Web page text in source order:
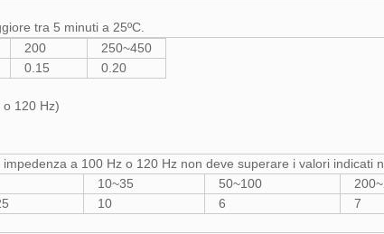
tra 5 minuti a 25ºC.
200
250~450
0.15 0.20
120 Hz)
a 100 Hz o 120 Hz non deve superare i valori indicati
10~35 50~100
10 6 7